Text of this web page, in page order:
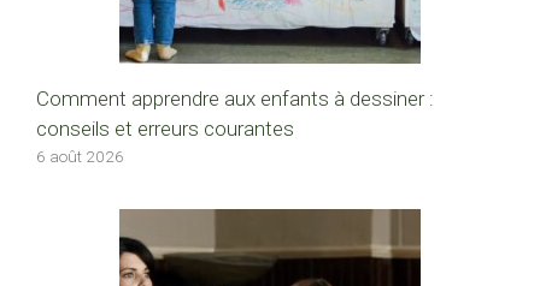
Comment apprendre aux enfants à dessiner :
conseils et erreurs courantes
6 août 2026